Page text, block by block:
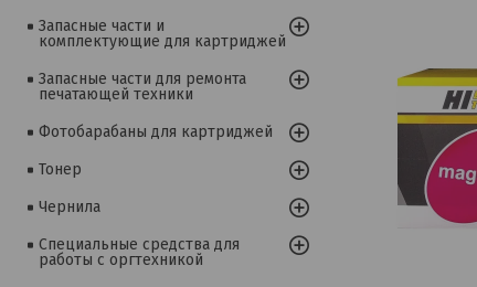
Запасные части и
комплектующие для картриджей
Запасные части для ремонта
печатающей техники
Фотобарабаны для картриджей
Тонер
Чернила
Специальные средства для
работы с оргтехникой